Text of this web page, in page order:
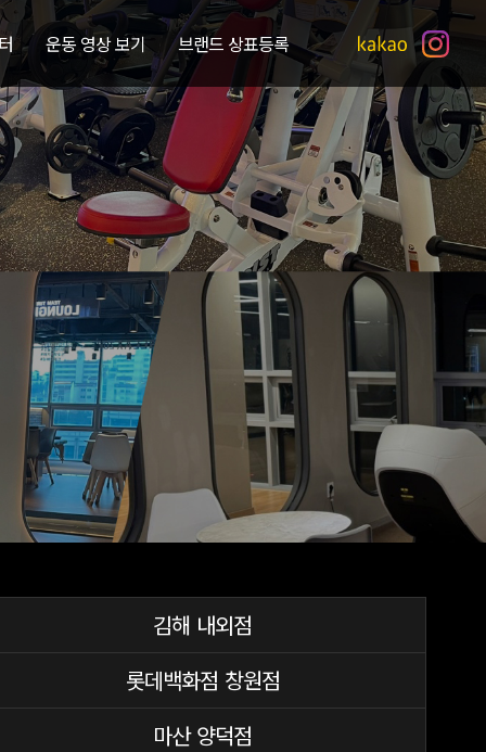
운동 영상 보기 브랜드 상표등록
김해 내외점
롯데백화점 창원점
마산 양덕점